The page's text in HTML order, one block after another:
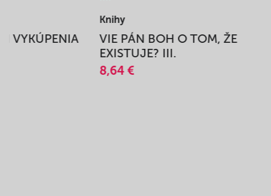
VYKÚPENIA
Knihy
VIE PÁN BOH O TOM, ŽE
EXISTUJE? III.
8,64 €